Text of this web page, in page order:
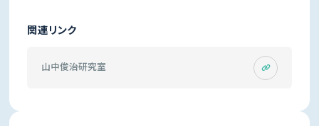
関連リンク
山中俊治研究室